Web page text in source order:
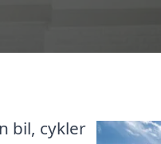
bil, cykler